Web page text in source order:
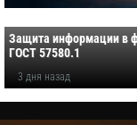
Защита информации в
ГОСТ 57580.1
3 дня назад